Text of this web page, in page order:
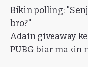
Bikin polling:
bro?"
Adain giveaway
PUBG biar makin